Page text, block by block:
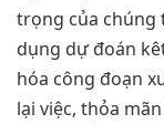
trọng của chúng
dụng dự đoán
hóa công đoạn
lại việc, thỏa